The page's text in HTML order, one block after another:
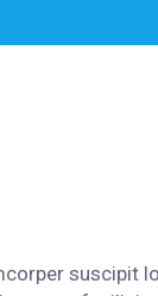
suscipit